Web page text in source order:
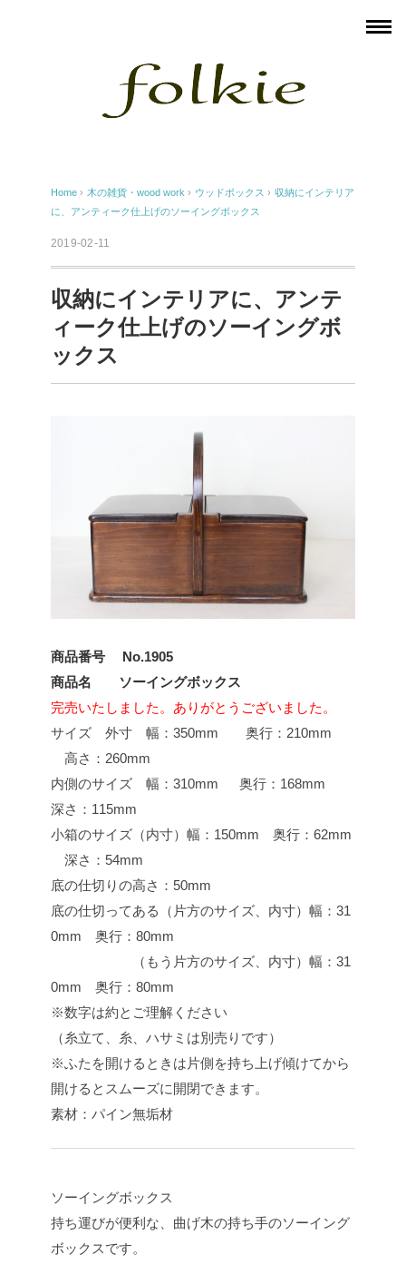
Home › 木の雑貨・wood work › ウッドボックス › 収納にインテリア
に、アンティーク仕上げのソーイングボックス
2019-02-11
収納にインテリアに、アンテ
ィーク仕上げのソーイングボ
ックス
商品番号 No.1905
商品名 ソーイングボックス
完売いたしました。ありがとうございました。
サイズ 外寸 幅：350mm 奥行：210mm
高さ：260mm
内側のサイズ 幅：310mm 奥行：168mm
深さ：115mm
小箱のサイズ（内寸）幅：150mm 奥行：62mm
深さ：54mm
底の仕切りの高さ：50mm
底の仕切ってある（片方のサイズ、内寸）幅：31
0mm 奥行：80mm
（もう片方のサイズ、内寸）幅：31
0mm 奥行：80mm
※数字は約とご理解ください
（糸立て、糸、ハサミは別売りです）
※ふたを開けるときは片側を持ち上げ傾けてから
開けるとスムーズに開閉できます。
素材：パイン無垢材
ソーイングボックス
持ち運びが便利な、曲げ木の持ち手のソーイング
ボックスです。